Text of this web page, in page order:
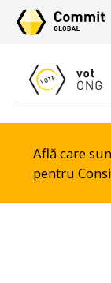
Află care
pentru